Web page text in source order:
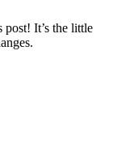
It’s the little